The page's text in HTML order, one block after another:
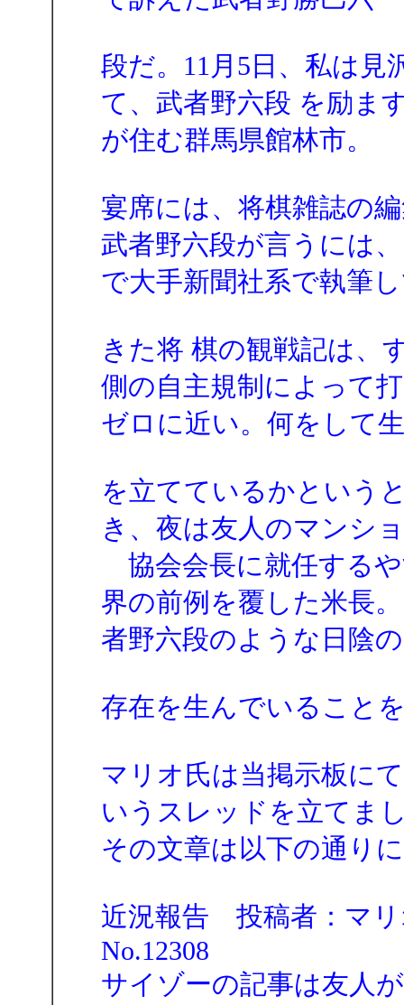
段だ。11月5日、私は見
て、武者野六段 を励ま
が住む群馬県館林市。
宴席には、将棋雑誌の
武者野六段が言うには
で大手新聞社系で執筆
きた将 棋の観戦記は、
側の自主規制によって
ゼロに近い。何をして
を立てているかという
き、夜は友人のマンシ
協会会長に就任する
界の前例を覆した米長
者野六段のような日陰の
存在を生んでいること
マリオ氏は当掲示板に
いうスレッドを立てま
その文章は以下の通り
近況報告 投稿者：マリ
No.12308
サイゾーの記事は友人